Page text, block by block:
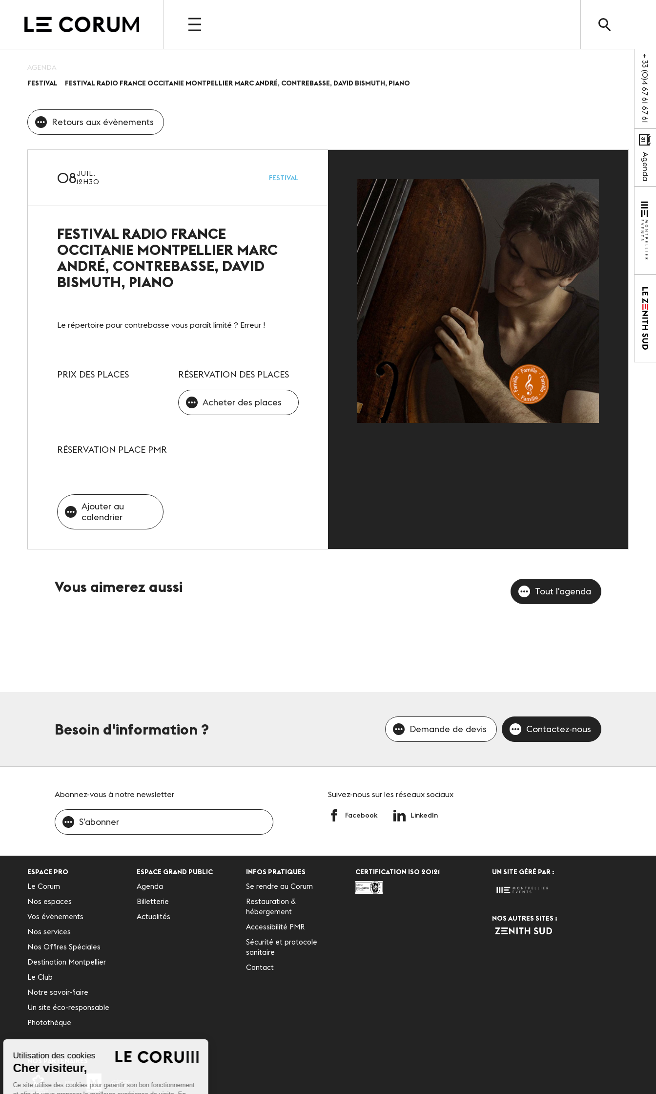
+ 33 (0)4 67 61 67 61
Agenda
ESPACE PRO
Nos espaces
Vos évènements, nos
Nos services
Nos offres spéciales
Notre destination
Le Club
Notre savoir-faire
Photothèque
ESPACE GRAND PUBLIC
Actualités
INFOS PRATIQUES
Restauration et hébergement
sanitaire
Objets perdus et trouvés
Contact
AGENDA
FESTIVAL
FESTIVAL RADIO FRANCE OCCITANIE MONTPELLIER MARC ANDRÉ, CONTREBASSE, DAVID BISMUTH, PIANO
Retours aux évènements
08JUIL.
12H30
FESTIVAL
FESTIVAL RADIO FRANCE
OCCITANIE MONTPELLIER MARC
ANDRÉ, CONTREBASSE, DAVID
BISMUTH, PIANO
Le répertoire pour contrebasse vous paraît limité ? Erreur !
PRIX DES PLACES RÉSERVATION DES PLACES
Acheter des places
RÉSERVATION PLACE PMR
Ajouter au
calendrier
Vous aimerez aussi Tout l'agenda
Besoin d'information ? Demande de devis Contactez-nous
Abonnez-vous à notre newsletter
S'abonner
Suivez-nous sur les réseaux sociaux
Facebook LinkedIn
ESPACE PRO
Le Corum
Nos espaces
Vos évènements
Nos services
Nos Offres Spéciales
Destination Montpellier
Le Club
Notre savoir-faire
Un site éco-responsable
Photothèque
ESPACE GRAND PUBLIC
Agenda
Billetterie
Actualités
INFOS PRATIQUES
Se rendre au Corum
Restauration &
hébergement
Accessibilité PMR
Sécurité et protocole
sanitaire
Contact
CERTIFICATION ISO 20121 UN SITE GÉRÉ PAR :
NOS AUTRES SITES :
NOS PARTENAIRES
Utilisation des cookies
Cher visiteur,
Ce site utilise des cookies pour garantir son bon fonctionnement